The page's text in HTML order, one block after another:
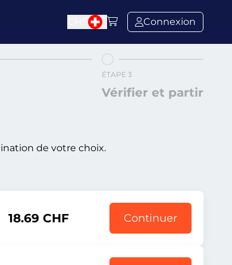
Connexion
ÉTAPE 3
Vérifier et partir
de votre choix.
18.69 CHF Continuer